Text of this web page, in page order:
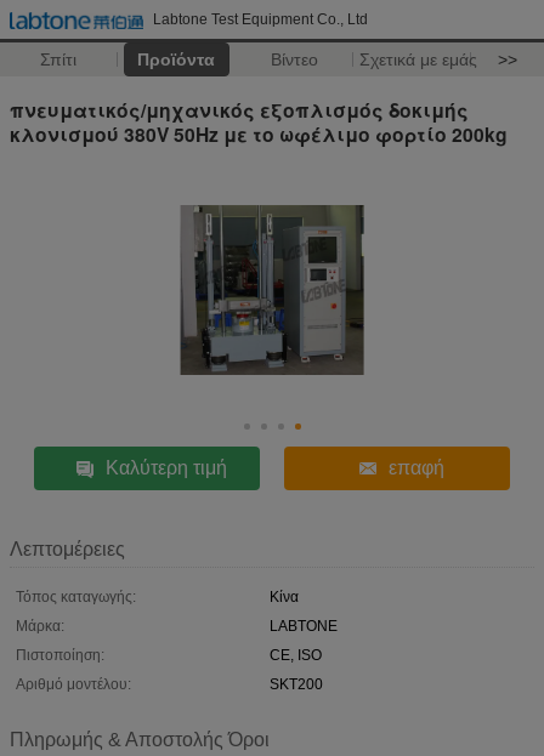
Labtone Test Equipment Co., Ltd
Σπίτι Προϊόντα Βίντεο Σχετικά με εμάς >>
πνευματικός/μηχανικός εξοπλισμός δοκιμής
κλονισμού 380V 50Hz με το ωφέλιμο φορτίο 200kg
Καλύτερη τιμή επαφή
Λεπτομέρειες
Τόπος καταγωγής:
Κίνα
Μάρκα:
LABTONE
Πιστοποίηση:
CE, ISO
Αριθμό μοντέλου:
SKT200
Πληρωμής & Αποστολής Όροι